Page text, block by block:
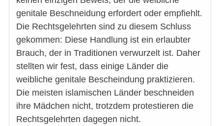
genitale Beschneidung erfordert oder empfiehlt.
Die Rechtsgelehrten sind zu diesem Schluss
gekommen: Diese Handlung ist ein erlaubter
Brauch, der in Traditionen verwurzelt ist. Daher
stellten wir fest, dass einige Länder die
weibliche genitale Bescheindung praktizieren.
Die meisten islamischen Länder beschneiden
ihre Mädchen nicht, trotzdem protestieren die
Rechtsgelehrten dagegen nicht.